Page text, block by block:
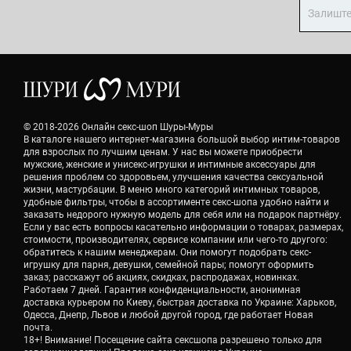
© 2018-2026 Онлайн секс-шоп Шуры-Муры
В каталоге нашего интернет-магазина большой выбор интим-товаров
для взрослых по лучшим ценам. У нас вы можете приобрести
мужские, женские и унисекс-игрушки и интимные аксессуары для
решения проблем со здоровьем, улучшения качества сексуальной
жизни, мастурбации. В меню много категорий интимных товаров,
удобные фильтры, чтобы в ассортименте секс-шопа удобно найти и
заказать недорого нужную модель для себя или на подарок партнёру.
Если у вас есть вопросы касательно информации о товарах, размерах,
стоимости, производителях, сервисе компании или чего-то другого:
обратитесь к нашим менеджерам. Они помогут подобрать секс-
игрушку для парня, девушки, семейной пары; помогут оформить
заказ; расскажут об акциях, скидках, распродажах, новинках.
Работаем 7 дней. Гарантия конфиденциальности, анонимная
доставка курьером по Киеву, быстрая доставка по Украине: Харьков,
Одесса, Днепр, Львов и любой другой город, где работает Новая
почта.
18+! Внимание! Посещение сайта сексшопа разрешено только для